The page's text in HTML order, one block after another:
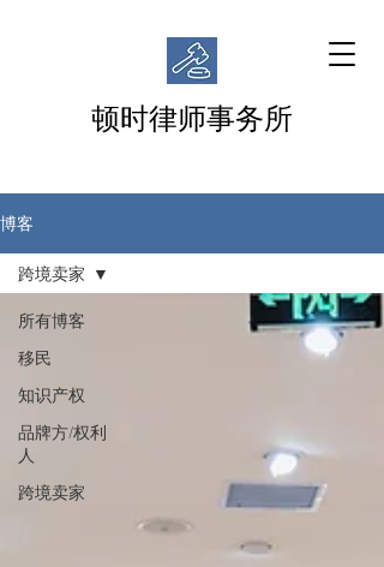
顿时律师事务所
博客
所有博客
移民
知识产权
品牌方/权利
人
跨境卖家
跨境卖家